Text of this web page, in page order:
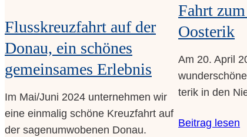
Fluss­kreuz­fahrt auf der
Donau, ein schö­nes
gemein­sa­mes Erlebnis
Im Mai/Juni 2024 unter­neh­men wir
eine ein­ma­lig schö­ne Kreuz­fahrt auf
der sagen­um­wo­be­nen Donau.
Fahrt
Oosterik
Am 20. April
te­rik in den
Bei­trag lesen